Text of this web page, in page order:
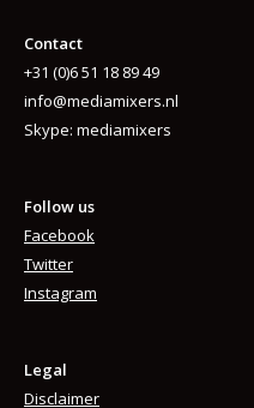
Contact
+31 (0)6 51 18 89 49
info@mediamixers.nl
Skype: mediamixers
Follow us
Facebook
Twitter
Instagram
Legal
Disclaimer